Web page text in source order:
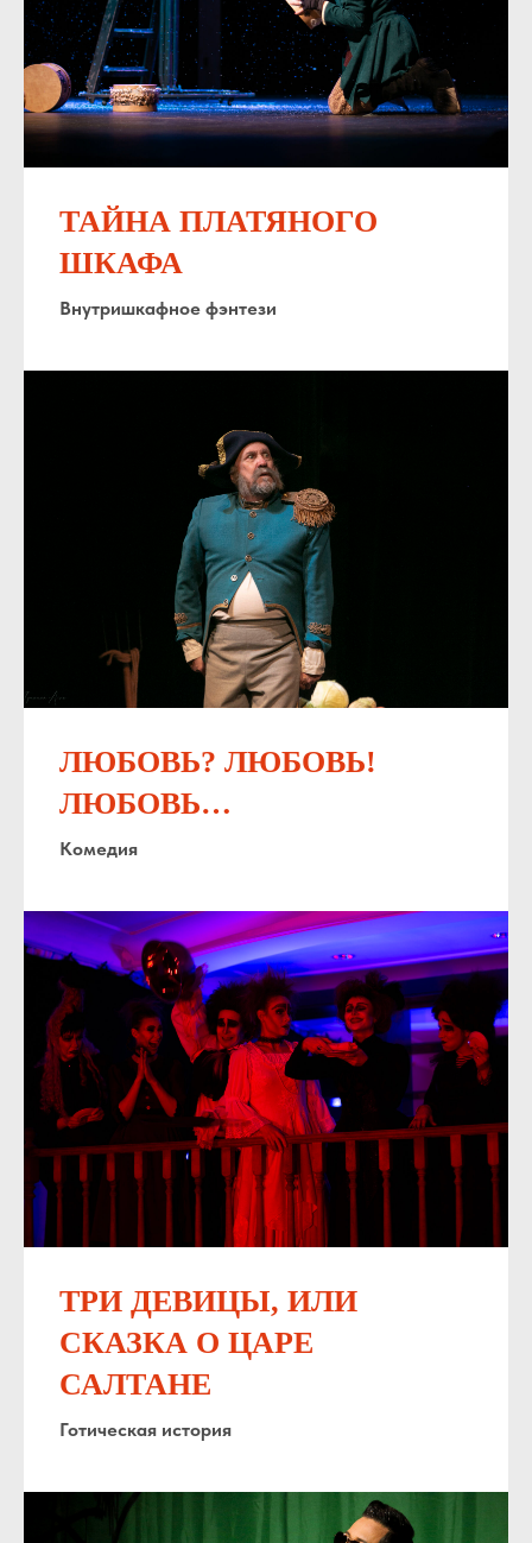
ТАЙНА ПЛАТЯНОГО
ШКАФА
Внутришкафное фэнтези
ЛЮБОВЬ? ЛЮБОВЬ!
ЛЮБОВЬ…
Комедия
ТРИ ДЕВИЦЫ, ИЛИ
СКАЗКА О ЦАРЕ
САЛТАНЕ
Готическая история